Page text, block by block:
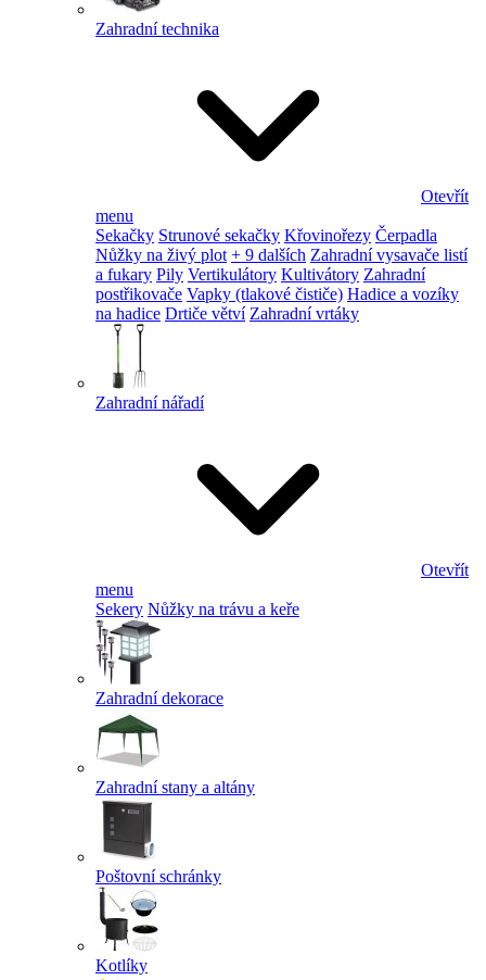
Zahradní technika
Otevřít
menu
Sekačky Strunové sekačky Křovinořezy Čerpadla
Nůžky na živý plot + 9 dalších Zahradní vysavače listí
a fukary Pily Vertikulátory Kultivátory Zahradní
postřikovače Vapky (tlakové čističe) Hadice a vozíky
na hadice Drtiče větví Zahradní vrtáky
Zahradní nářadí
Otevřít
menu
Sekery Nůžky na trávu a keře
Zahradní dekorace
Zahradní stany a altány
Poštovní schránky
Kotlíky